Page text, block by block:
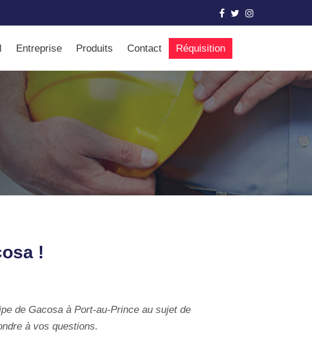
Entreprise Produits Contact Réquisition
!
de Gacosa à Port-au-Prince au sujet de
à vos questions.